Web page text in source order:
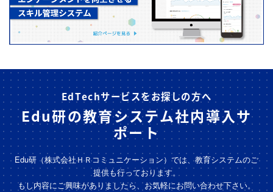
EdTechサービスをお探しの方へ
Edu研の教育システム社内導入サ
ポート
Edu研（株式会社ＨＲコミュニケーション）では、教育システムのご
提供も行っております。
もし内容にご興味がありましたら、お気軽にお問い合わせ下さい。